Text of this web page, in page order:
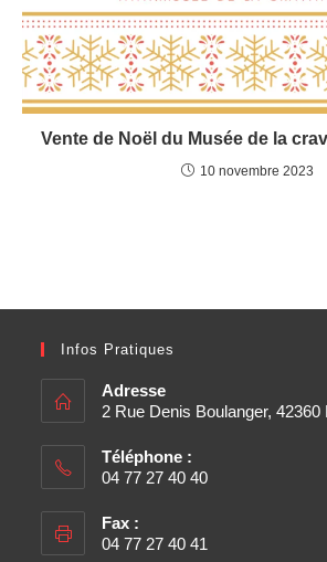
Vente de Noël du Musée de la
10 novembre 2023
Infos Pratiques
Adresse
2 Rue Denis Boulanger,
Téléphone :
04 77 27 40 40
Fax :
04 77 27 40 41